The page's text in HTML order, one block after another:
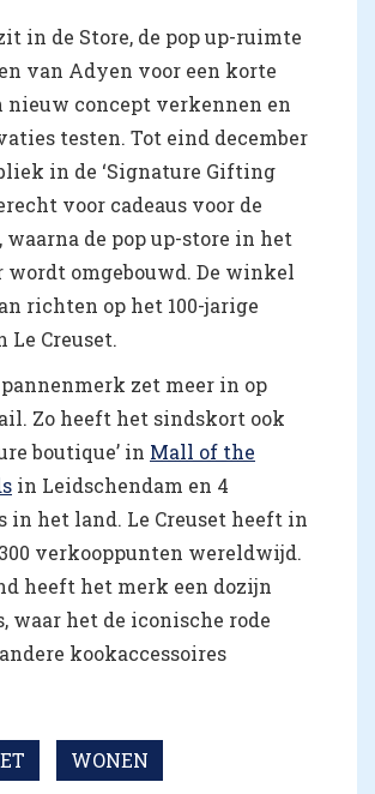
in de Store, de pop up-ruimte
van Adyen voor een korte
nieuw concept verkennen en
testen. Tot eind december
in de ‘Signature Gifting
voor cadeaus voor de
waarna de pop up-store in het
wordt omgebouwd. De winkel
richten op het 100-jarige
Le Creuset.
zet meer in op
Zo heeft het sindskort ook
boutique’ in Mall of the
in Leidschendam en 4
in het land. Le Creuset heeft in
verkooppunten wereldwijd.
heeft het merk een dozijn
waar het de iconische rode
kookaccessoires
WONEN